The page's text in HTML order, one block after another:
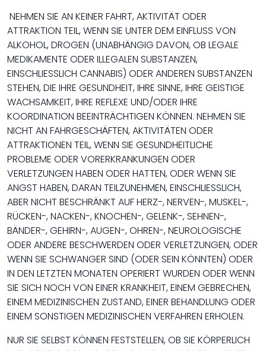
NEHMEN SIE AN KEINER FAHRT, AKTIVITÄT ODER
ATTRAKTION TEIL, WENN SIE UNTER DEM EINFLUSS VON
ALKOHOL, DROGEN (UNABHÄNGIG DAVON, OB LEGALE
MEDIKAMENTE ODER ILLEGALEN SUBSTANZEN,
EINSCHLIESSLICH CANNABIS) ODER ANDEREN SUBSTANZEN
STEHEN, DIE IHRE GESUNDHEIT, IHRE SINNE, IHRE GEISTIGE
WACHSAMKEIT, IHRE REFLEXE UND/ODER IHRE
KOORDINATION BEEINTRÄCHTIGEN KÖNNEN. NEHMEN SIE
NICHT AN FAHRGESCHÄFTEN, AKTIVITÄTEN ODER
ATTRAKTIONEN TEIL, WENN SIE GESUNDHEITLICHE
PROBLEME ODER VORERKRANKUNGEN ODER
VERLETZUNGEN HABEN ODER HATTEN, ODER WENN SIE
ANGST HABEN, DARAN TEILZUNEHMEN, EINSCHLIESSLICH,
ABER NICHT BESCHRÄNKT AUF HERZ-, NERVEN-, MUSKEL-,
RÜCKEN-, NACKEN-, KNOCHEN-, GELENK-, SEHNEN-,
BÄNDER-, GEHIRN-, AUGEN-, OHREN-, NEUROLOGISCHE
ODER ANDERE BESCHWERDEN ODER VERLETZUNGEN, ODER
WENN SIE SCHWANGER SIND (ODER SEIN KÖNNTEN) ODER
IN DEN LETZTEN MONATEN OPERIERT WURDEN ODER WENN
SIE SICH NOCH VON EINER KRANKHEIT, EINEM GEBRECHEN,
EINEM MEDIZINISCHEN ZUSTAND, EINER BEHANDLUNG ODER
EINEM SONSTIGEN MEDIZINISCHEN VERFAHREN ERHOLEN.
NUR SIE SELBST KÖNNEN FESTSTELLEN, OB SIE KÖRPERLICH